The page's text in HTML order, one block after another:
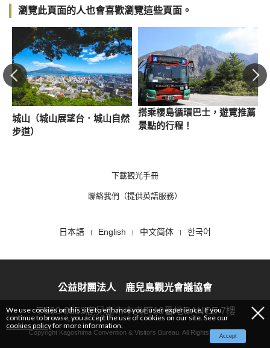
瀏覽此頁面的人也會喜歡瀏覽這些頁面。
城山（城山展望台．城山自然
步道）
搭乘櫻島循環巴士，遊覽推薦
景點的行程！
下載觀光手冊
聯絡我們（提供英語服務）
日本語 English 中文简体 한국어
公益財團法人 鹿兒島觀光會議協會
〒890-0053鹿兒島市中央町10番地CANCE 7樓
Copyright Kagoshima Convention & Visitors Bureau. All Rights Reserved.
We use cookies on this site to enhance your user experience. If you
continue to browse, you accept the use of cookies on our site. See our
cookies policyfor more information.
Accept